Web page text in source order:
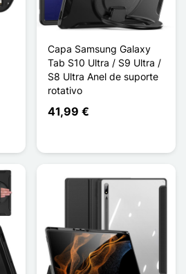
Capa Samsung Galaxy
Tab S10 Ultra / S9 Ultra /
S8 Ultra Anel de suporte
rotativo
41,99 €